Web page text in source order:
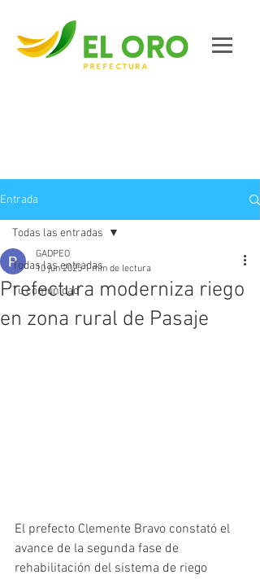
Entrada
Todas las entradas
Tu comunidad
Todas las entradas
Prefectura moderniza riego
en zona rural de Pasaje
GADPEO
10 jun 2025 1 min de lectura
El prefecto Clemente Bravo constató el
avance de la segunda fase de
rehabilitación del sistema de riego